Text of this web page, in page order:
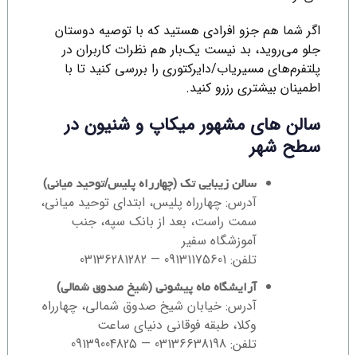
اگر شما هم جزو افرادی هستید که با توصیه دوستان
جلو می‌روید، بد نیست یک‌بار هم نظرات کاربران در
پلتفرم‌های مسیریاب/دایرکتوری را بررسی کنید تا با
اطمینان بیشتری رزرو کنید.
سالن های مشهور میکاپ و شنیون در
سطح شهر
سالن زیبایی تک (چهارراه پلیس/توحید میانی)
آدرس: چهارراه پلیس، ابتدای توحید میانی،
سمت راست، بعد از بانک سپه، جنب
آموزشگاه سفیر
تلفن: 09131175601 — 03136281282
آرایشگاه ماه پیشونی (شیخ صدوق شمالی)
آدرس: خیابان شیخ صدوق شمالی، چهارراه
وکلا، طبقه فوقانی دنیای ساعت
تلفن: 03136638198 — 09139004825